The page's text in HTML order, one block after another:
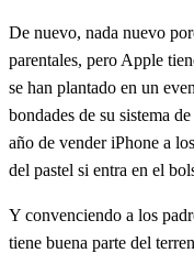
De nuevo, nada nuevo
parentales, pero Apple
se han plantado en un
bondades de su sistema
año de vender iPhone a
del pastel si entra en el
Y convenciendo a los
tiene buena parte del